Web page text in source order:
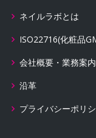
ネイルラボとは
ISO22716(化粧品
会社概要・業務案内
沿革
プライバシーポリ